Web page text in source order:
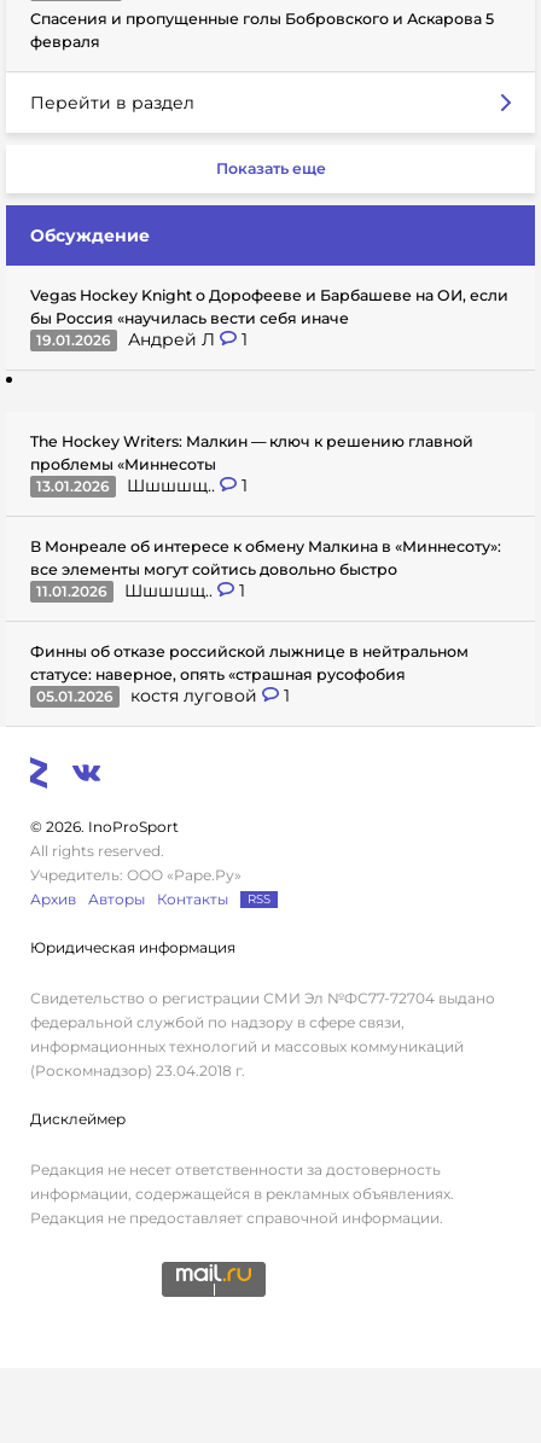
Спасения и пропущенные голы Бобровского и Аскарова 5
февраля
Перейти в раздел
Показать еще
Обсуждение
Vegas Hockey Knight о Дорофееве и Барбашеве на ОИ, если
бы Россия «научилась вести себя иначе
19.01.2026
Андрей Л 1
The Hockey Writers: Малкин — ключ к решению главной
проблемы «Миннесоты
13.01.2026
Шшшшщ.. 1
В Монреале об интересе к обмену Малкина в «Миннесоту»:
все элементы могут сойтись довольно быстро
11.01.2026
Шшшшщ.. 1
Финны об отказе российской лыжнице в нейтральном
статусе: наверное, опять «страшная русофобия
05.01.2026
костя луговой 1
© 2026. InoProSport
All rights reserved.
Учредитель: ООО «Раре.Ру»
Архив
Авторы Контакты RSS
Юридическая информация
Свидетельство о регистрации СМИ Эл №ФС77-72704 выдано
федеральной службой по надзору в сфере связи,
информационных технологий и массовых коммуникаций
(Роскомнадзор) 23.04.2018 г.
Дисклеймер
Редакция не несет ответственности за достоверность
информации, содержащейся в рекламных объявлениях.
Редакция не предоставляет справочной информации.